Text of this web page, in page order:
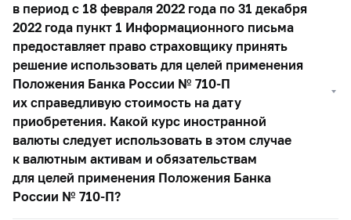
в период с 18 февраля 2022 года по 31 декабря
2022 года пункт 1 Информационного письма
предоставляет право страховщику принять
решение использовать для целей применения
Положения Банка России № 710-П
их справедливую стоимость на дату
приобретения. Какой курс иностранной
валюты следует использовать в этом случае
к валютным активам и обязательствам
для целей применения Положения Банка
России № 710-П?